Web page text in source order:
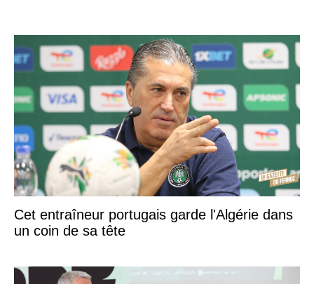
Cet entraîneur portugais garde l'Algérie dans
un coin de sa tête